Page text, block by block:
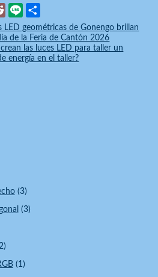
(3)
(3)
(1)
LineCompartir
LED geométricas de Gonengo brillan
de la Feria de Cantón 2026
las luces LED para taller un
energía en el taller?